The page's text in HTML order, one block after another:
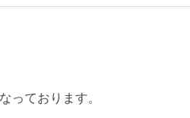
っております。